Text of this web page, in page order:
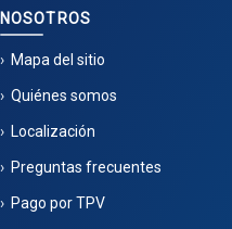
NOSOTROS
Mapa del sitio
Quiénes somos
Localización
Preguntas frecuentes
Pago por TPV